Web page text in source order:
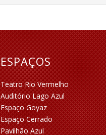
ESPAÇOS
Teatro Rio Vermelho
Auditório Lago Azul
Espaço Goyaz
Espaço Cerrado
Pavilhão Azul